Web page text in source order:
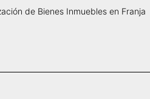
de Bienes Inmuebles en Franja